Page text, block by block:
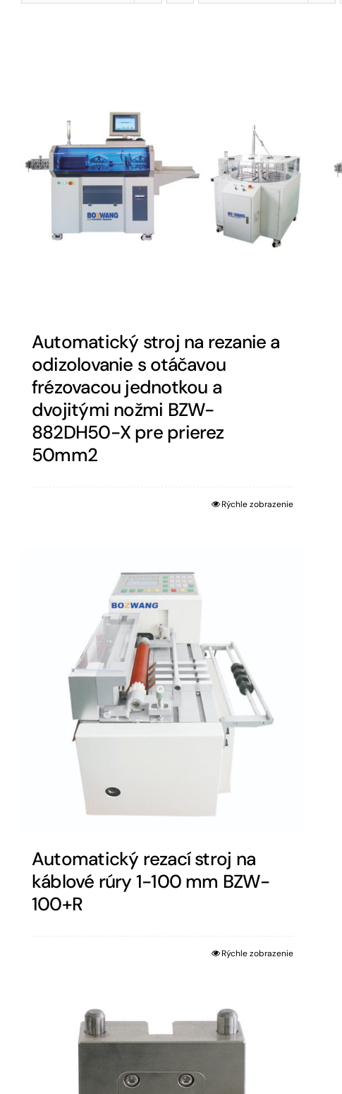
Automatický stroj na rezanie a
odizolovanie s otáčavou
frézovacou jednotkou a
dvojitými nožmi BZW-
882DH50-X pre prierez
50mm2
Rýchle zobrazenie
Automatický rezací stroj na
káblové rúry 1-100 mm BZW-
100+R
Rýchle zobrazenie